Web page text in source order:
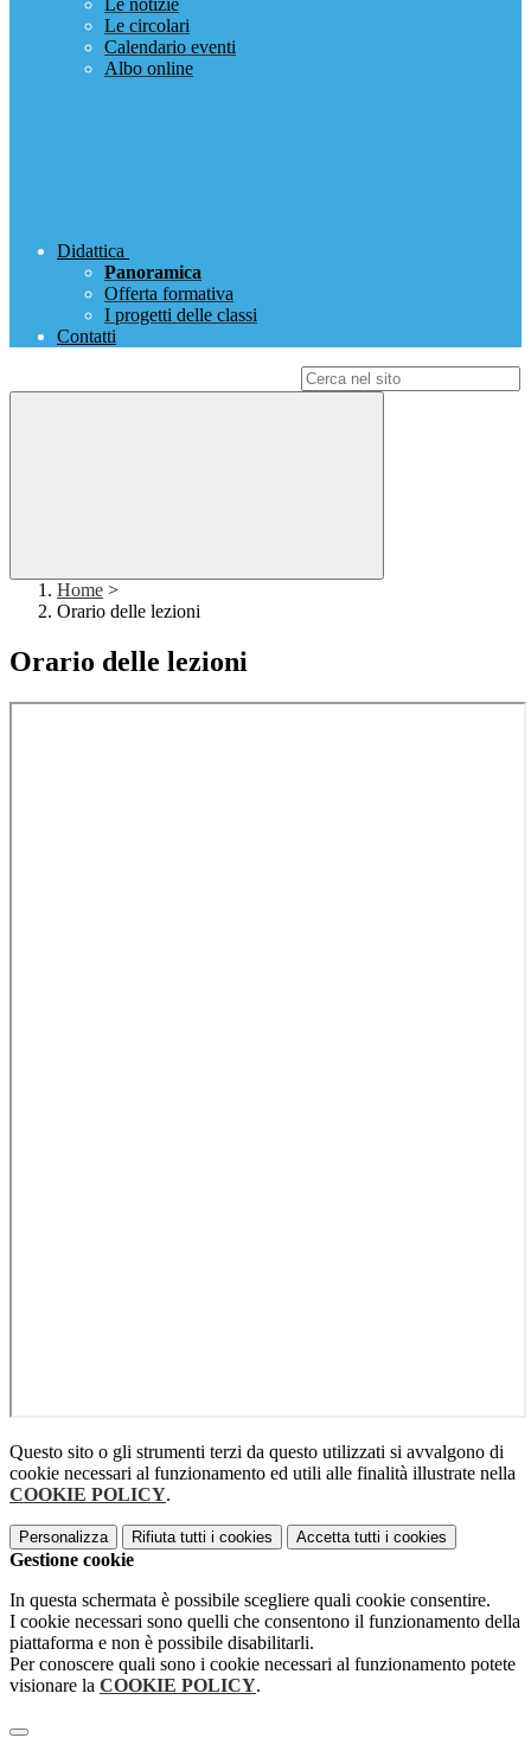
Le notizie
Le circolari
Calendario eventi
Albo online
Didattica
Panoramica
Offerta formativa
I progetti delle classi
Contatti
Home >
Orario delle lezioni
Orario delle lezioni
Questo sito o gli strumenti terzi da questo utilizzati si avvalgono di
cookie necessari al funzionamento ed utili alle finalità illustrate nella
COOKIE POLICY.
Personalizza Rifiuta tutti i cookies Accetta tutti i cookies
Gestione cookie
In questa schermata è possibile scegliere quali cookie consentire.
I cookie necessari sono quelli che consentono il funzionamento della
piattaforma e non è possibile disabilitarli.
Per conoscere quali sono i cookie necessari al funzionamento potete
visionare la COOKIE POLICY.